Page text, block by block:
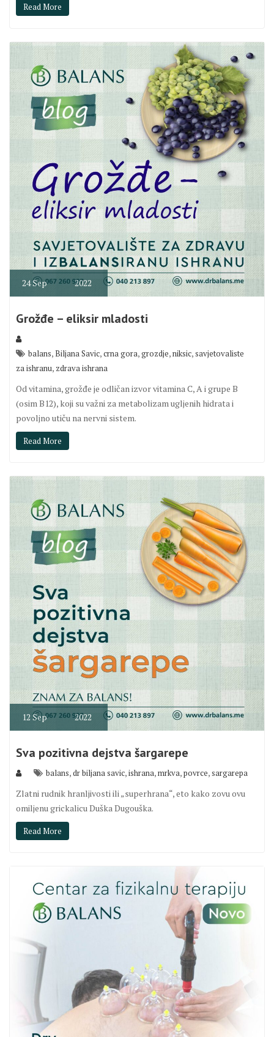
Read More
24Sep 2022
Grožđe – eliksir mladosti
balans,Biljana Savic,crna gora,grozdje,niksic,savjetovaliste
za ishranu, zdrava ishrana
Od vitamina, grožđe je odličan izvor vitamina C, A i grupe B
(osim B12), koji su važni za metabolizam ugljenih hidrata i
povoljno utiču na nervni sistem.
Read More
12 Sep 2022
Sva pozitivna dejstva šargarepe
balans,dr biljana savic,ishrana,mrkva,povrce,sargarepa
Zlatni rudnik hranljivosti ili „superhrana“, eto kako zovu ovu
omiljenu grickalicu Duška Dugouška.
Read More